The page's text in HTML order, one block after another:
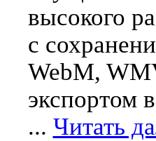
высокого
с
WebM,
экспортом
... Читать